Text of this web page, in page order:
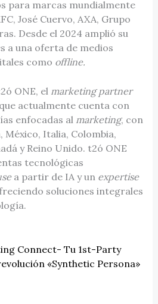
para marcas mundialmente
José Cuervo, AXA, Grupo
Desde el 2024 amplió su
a una oferta de medios
como offline.
ONE, el marketing partner
actualmente cuenta con
enfocadas al marketing, con
México, Italia, Colombia,
y Reino Unido. t2ó ONE
tecnológicas
a partir de IA y un expertise
soluciones integrales
Connect- Tu 1st-Party
«Synthetic Persona»